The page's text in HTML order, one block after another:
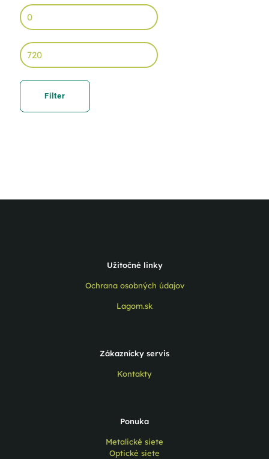
Min
price
Max
price
Filter
Užitočné linky
Ochrana osobných údajov
Lagom.sk
Zákaznícky servis
Kontakty
Ponuka
Metalické siete
Optické siete